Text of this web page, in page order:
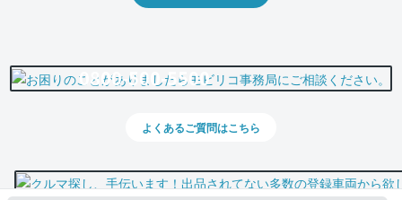
0800-500-5500
よくあるご質問はこちら